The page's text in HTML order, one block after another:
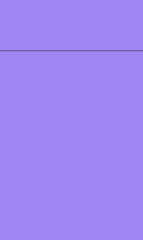
DE ANDERE